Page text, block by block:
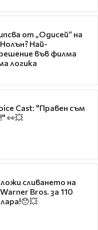
от „Одисей“ на
Най-
във филма
логика
Cast: "Правен съм
👀💥
сливането на
Bros. за 110